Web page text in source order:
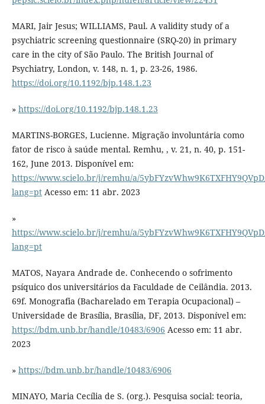
MARI, Jair Jesus; WILLIAMS, Paul. A validity study of a
psychiatric screening questionnaire (SRQ-20) in primary
care in the city of São Paulo. The British Journal of
Psychiatry, London, v. 148, n. 1, p. 23-26, 1986.
https://doi.org/10.1192/bjp.148.1.23
» https://doi.org/10.1192/bjp.148.1.23
MARTINS-BORGES, Lucienne. Migração involuntária como
fator de risco à saúde mental. Remhu, , v. 21, n. 40, p. 151-
162, June 2013. Disponível em:
https://www.scielo.br/j/remhu/a/
lang=ptAcesso em: 11 abr. 2023
»
https://www.scielo.br/j/remhu/a/
lang=pt
MATOS, Nayara Andrade de. Conhecendo o sofrimento
psíquico dos universitários da Faculdade de Ceilândia. 2013.
69f. Monografia (Bacharelado em Terapia Ocupacional) –
Universidade de Brasília, Brasília, DF, 2013. Disponível em:
https://bdm.unb.br/handle/10483/6906 Acesso em: 11 abr.
2023
» https://bdm.unb.br/handle/10483/6906
MINAYO, Maria Cecília de S. (org.). Pesquisa social: teoria,